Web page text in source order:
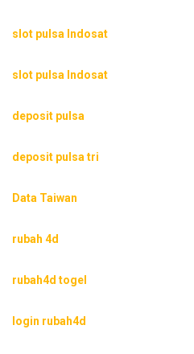
slot pulsa Indosat
slot pulsa Indosat
deposit pulsa
deposit pulsa tri
Data Taiwan
rubah 4d
rubah4d togel
login rubah4d